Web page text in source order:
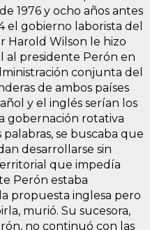
1976 y ocho años antes
el gobierno laborista del
Harold Wilson le hizo
al presidente Perón en
conjunta del
de ambos países
y el inglés serían los
gobernación rotativa
se buscaba que
desarrollarse sin
que impedía
Perón estaba
propuesta inglesa pero
murió. Su sucesora,
no continuó con las